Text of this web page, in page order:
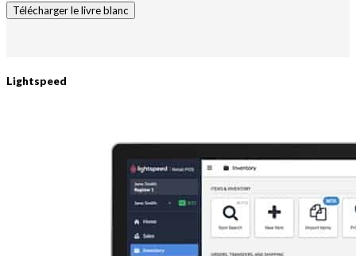
Télécharger le livre blanc
Lightspeed